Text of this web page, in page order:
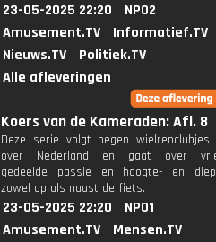
23-05-2025 22:20
NPO2
Amusement.TV
Informatief.TV
Nieuws.TV
Politiek.TV
Alle afleveringen
Koers van de Kameraden: Afl. 8
Deze serie volgt negen wielrenclubjes
over Nederland en gaat over
gedeelde passie en hoogte- en
zowel op als naast de fiets.
23-05-2025 22:20
NPO1
Amusement.TV
Mensen.TV